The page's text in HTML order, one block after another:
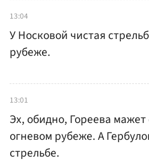
13:04
У Носковой чистая
рубеже.
13:01
Эх, обидно, Гореева
огневом рубеже. А
стрельбе.